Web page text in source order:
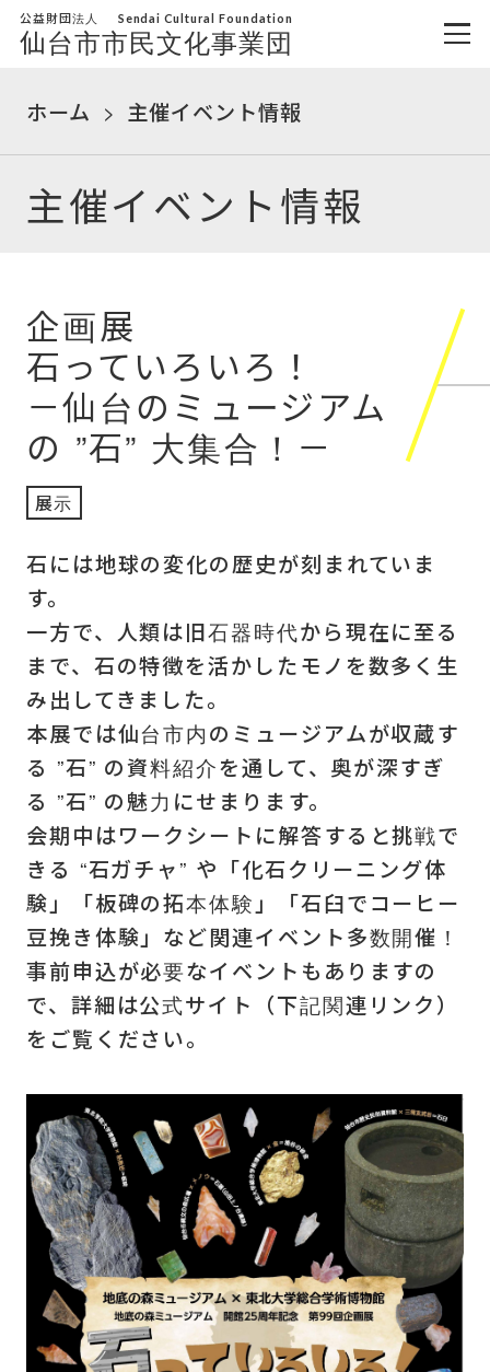
公益財団法人 Sendai Cultural Foundation
仙台市市民文化事業団
ホーム 主催イベント情報
主催イベント情報
企画展
石っていろいろ！
－仙台のミュージアム
の ”石” 大集合！－
展示
石には地球の変化の歴史が刻まれていま
す。
一方で、人類は旧石器時代から現在に至る
まで、石の特徴を活かしたモノを数多く生
み出してきました。
本展では仙台市内のミュージアムが収蔵す
る ”石” の資料紹介を通して、奥が深すぎ
る ”石” の魅力にせまります。
会期中はワークシートに解答すると挑戦で
きる “石ガチャ” や「化石クリーニング体
験」「板碑の拓本体験」「石臼でコーヒー
豆挽き体験」など関連イベント多数開催！
事前申込が必要なイベントもありますの
で、詳細は公式サイト（下記関連リンク）
をご覧ください。